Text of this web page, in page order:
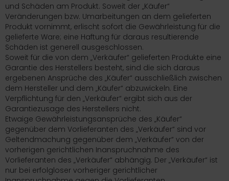
und Schäden am Produkt. Soweit der „Käufer“
Veränderungen bzw. Umarbeitungen an dem gelieferten
Produkt vornimmt, erlischt sofort die Gewährleistung für die
gelieferte Ware; eine Haftung für daraus resultierende
Schäden ist generell ausgeschlossen.
Soweit für die von dem „Verkäufer“ gelieferten Produkte eine
Garantie des Herstellers besteht, sind die sich daraus
ergebenen Ansprüche des „Käufer“ ausschließlich zwischen
dem Hersteller und dem „Käufer“ abzuwickeln. Eine
Verpflichtung für den „Verkäufer“ ergibt sich aus der
Garantiezusage des Herstellers nicht.
Etwaige Gewährleistungsansprüche des „Käufer“
gegenüber dem Vorlieferanten des „Verkäufer“ sind vor
Geltendmachung gegenüber dem „Verkäufer“ von der
vorherigen gerichtlichen Inanspruchnahme des
Vorlieferanten des „Verkäufer“ abhängig. Der „Verkäufer“ ist
nur bei erfolgloser vorheriger gerichtlicher